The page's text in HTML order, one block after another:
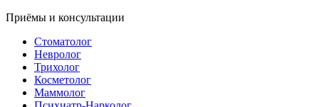
Приёмы и консультации
Стоматолог
Невролог
Трихолог
Косметолог
Маммолог